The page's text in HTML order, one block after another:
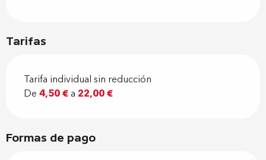
Tarifas
Tarifa individual sin reducción
De 4,50 €a 22,00 €
Formas de pago